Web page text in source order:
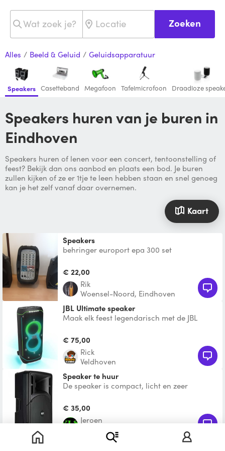
Zoeken
Alles / Beeld & Geluid / Geluidsapparatuur
Speakers Casetteband Megafoon Tafelmicrofoon Draadloze
Speakers huren van je buren in
Eindhoven
Speakers huren of lenen voor een concert, tentoonstelling of
feest? Bekijk dan ons aanbod en plaats een bod. Je buren
zullen kijken of ze er 1tje te leen hebben staan en snel genoeg
kan je het zelf vanaf daar overnemen.
Kaart
Speakers
behringer europort epa 300 set
€ 22,00
Rik
Woensel-Noord, Eindhoven
JBL Ultimate speaker
Maak elk feest legendarisch met de JBL
€ 75,00
Rick
Veldhoven
Speaker te huur
De speaker is compact, licht en zeer
actieve 400W speaker, dat w
€ 35,00
Jeroen
Helmond
Toon nog 1 vergelijkbaar product